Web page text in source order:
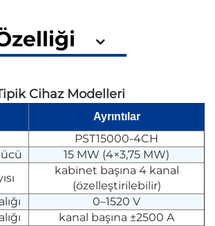
Cihaz Modelleri
Ayrıntılar
PST15000-4CH
15 MW (4×3,75 MW)
kabinet başına 4 kanal
(özelleştirilebilir)
0–1520 V
kanal başına ±2500 A